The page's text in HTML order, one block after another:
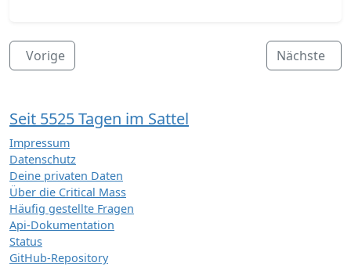
Vorige Nächste
Seit 5525 Tagen im Sattel
Impressum
Datenschutz
Deine privaten Daten
Über die Critical Mass
Häufig gestellte Fragen
Api-Dokumentation
Status
GitHub-Repository